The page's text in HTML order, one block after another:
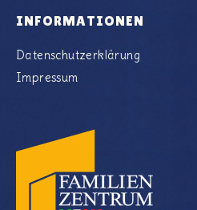
INFORMATIONEN
Datenschutzerklärung
Impressum